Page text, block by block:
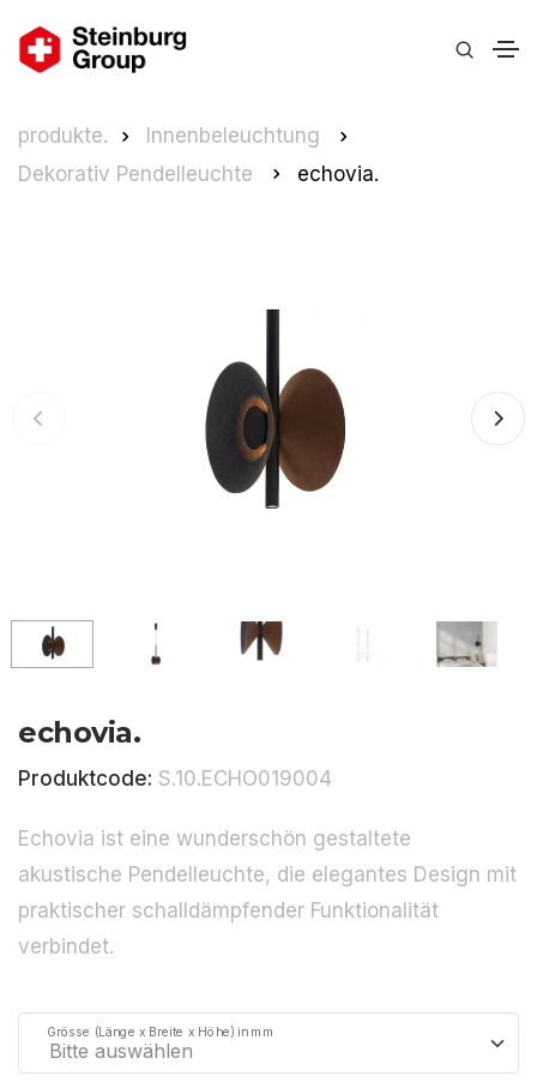
produkte.
Innenbeleuchtung
Dekorativ Pendelleuchte
echovia.
echovia.
Produktcode: S.10.ECHO019004
Echovia ist eine wunderschön gestaltete
akustische Pendelleuchte, die elegantes Design mit
praktischer schalldämpfender Funktionalität
verbindet.
Grösse (Länge x Breite x Höhe) in mm